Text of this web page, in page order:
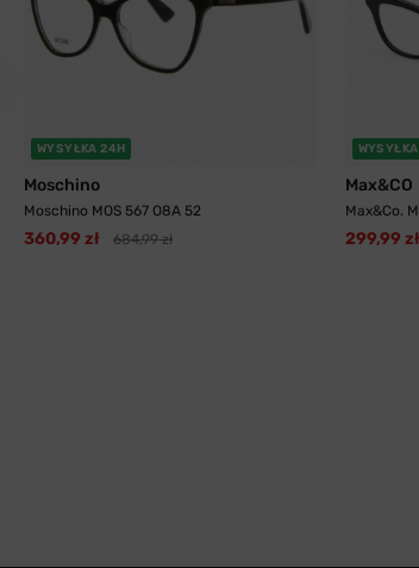
WYSYŁKA 24H
Moschino
Moschino MOS 567 O8A 52
360,99 zł 684,99 zł
Max&CO
Max&Co.
299,99 zł